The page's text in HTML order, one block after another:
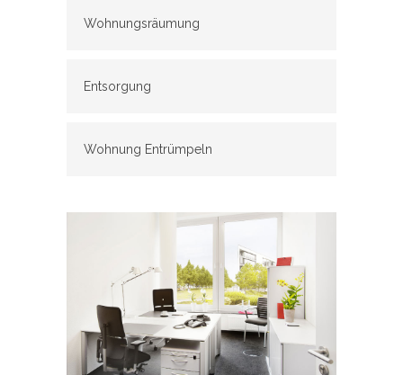
Wohnungsräumung
Entsorgung
Wohnung Entrümpeln